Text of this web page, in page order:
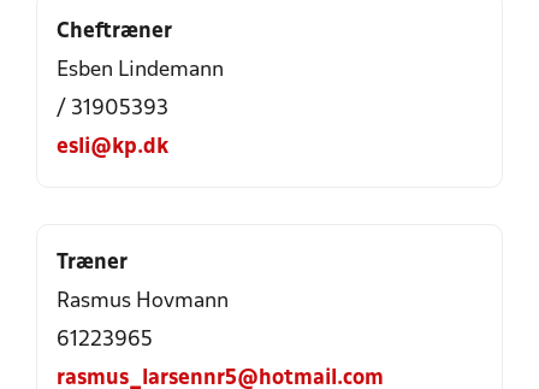
Cheftræner
Esben Lindemann
/ 31905393
esli@kp.dk
Træner
Rasmus Hovmann
61223965
rasmus_larsennr5@hotmail.com